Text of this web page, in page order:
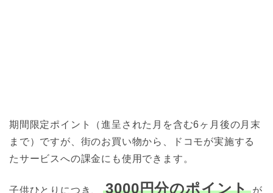
期間限定ポイント（進呈された月を含む6ヶ月後の月末
まで）ですが、街のお買い物から、ドコモが実施する
たサービスへの課金にも使用できます。
子供ひとりにつき、 3000円分のポイント が